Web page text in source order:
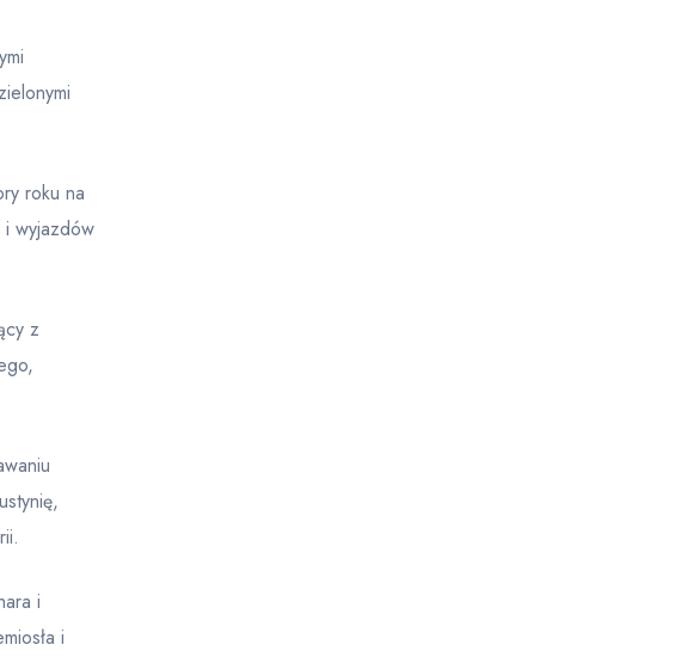
roku na
wyjazdów
z
i
i